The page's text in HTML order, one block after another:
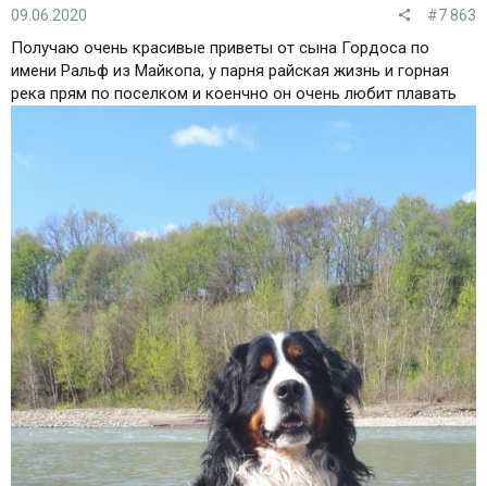
09.06.2020 #7 863
Получаю очень красивые приветы от сына Гордоса по
имени Ральф из Майкопа, у парня райская жизнь и горная
река прям по поселком и коенчно он очень любит плавать